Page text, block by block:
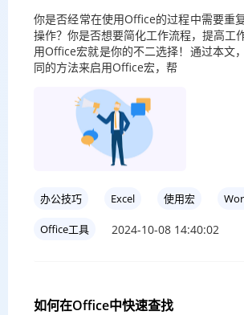
你是否经常在使用Office的过程中需要重
操作？你是否想要简化工作流程，提高工
用Office宏就是你的不二选择！通过本文
同的方法来启用Office宏，帮
办公技巧 Excel 使用宏
Office工具 2024-10-08 14:40:02
如何在Office中快速查找